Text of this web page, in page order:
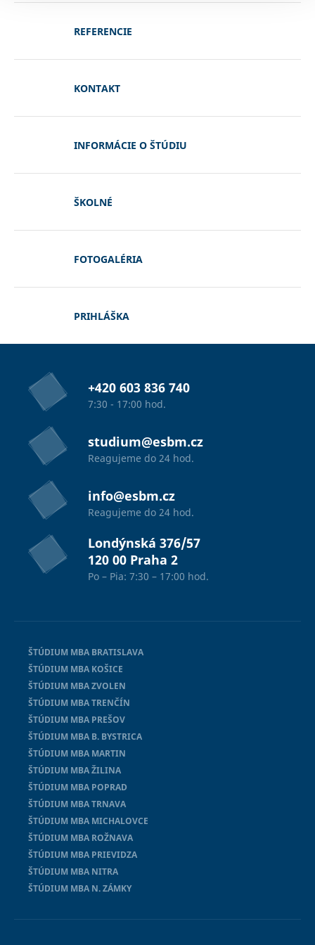
REFERENCIE
KONTAKT
INFORMÁCIE O ŠTÚDIU
ŠKOLNÉ
FOTOGALÉRIA
PRIHLÁŠKA
+420 603 836 740
7:30 - 17:00 hod.
studium@esbm.cz
Reagujeme do 24 hod.
info@esbm.cz
Reagujeme do 24 hod.
Londýnská 376/57
120 00 Praha 2
Po – Pia: 7:30 – 17:00 hod.
ŠTÚDIUM MBA BRATISLAVA
ŠTÚDIUM MBA KOŠICE
ŠTÚDIUM MBA ZVOLEN
ŠTÚDIUM MBA TRENČÍN
ŠTÚDIUM MBA PREŠOV
ŠTÚDIUM MBA B. BYSTRICA
ŠTÚDIUM MBA MARTIN
ŠTÚDIUM MBA ŽILINA
ŠTÚDIUM MBA POPRAD
ŠTÚDIUM MBA TRNAVA
ŠTÚDIUM MBA MICHALOVCE
ŠTÚDIUM MBA ROŽNAVA
ŠTÚDIUM MBA PRIEVIDZA
ŠTÚDIUM MBA NITRA
ŠTÚDIUM MBA N. ZÁMKY